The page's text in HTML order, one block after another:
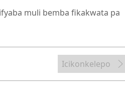
muli bemba fikakwata pa
Icikonkelepo